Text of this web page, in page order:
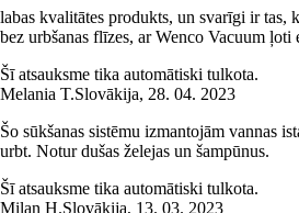
labas kvalitātes produkts, un svarīgi ir tas,
bez urbšanas flīzes, ar Wenco Vacuum ļoti
Šī atsauksme tika automātiski tulkota.
Melania T.Slovākija, 28. 04. 2023
Šo sūkšanas sistēmu izmantojām vannas
urbt. Notur dušas želejas un šampūnus.
Šī atsauksme tika automātiski tulkota.
Milan H.Slovākija, 13. 03. 2023